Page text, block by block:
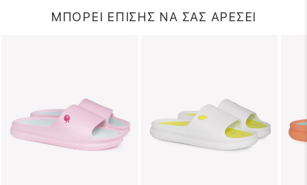
ΜΠΟΡΕΙ ΕΠΙΣΗΣ ΝΑ ΣΑΣ ΑΡΕΣΕΙ